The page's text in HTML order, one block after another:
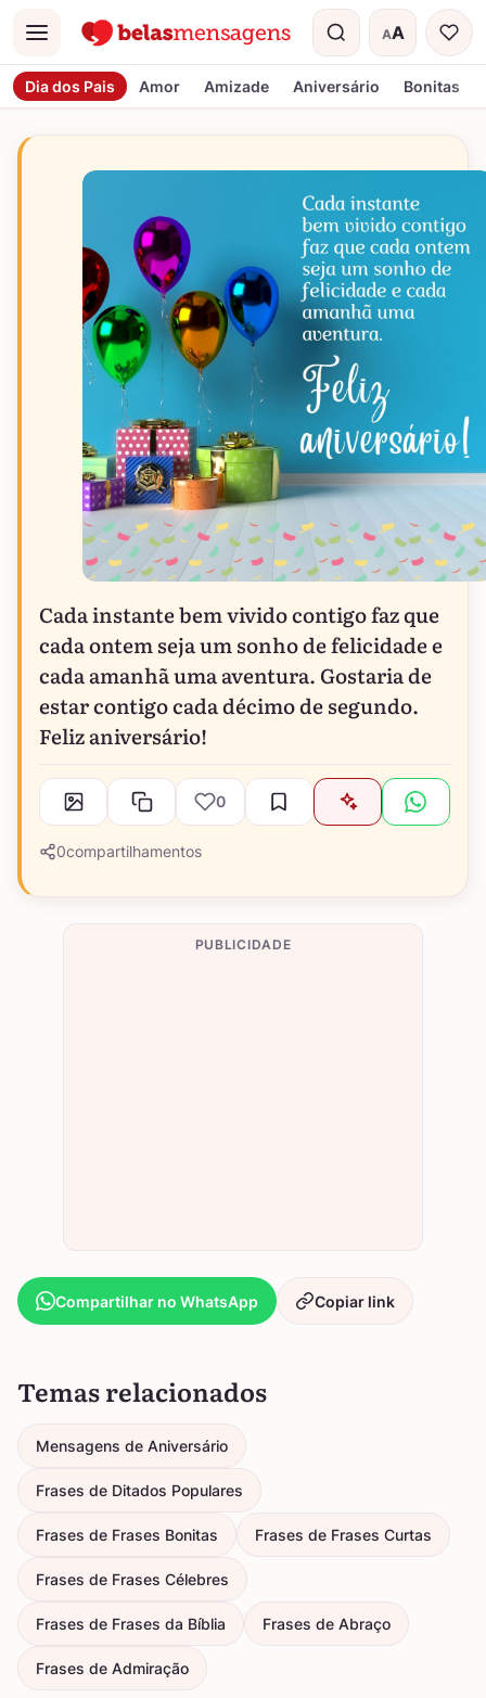
Menu AA
Tamanho do
Dia dos Pais Amor Amizade Aniversário Bonitas
Cada instante bem vivido contigo faz que
cada ontem seja um sonho de felicidade e
cada amanhã uma aventura. Gostaria de
estar contigo cada décimo de segundo.
Feliz aniversário!
0
0compartilhamentos
PUBLICIDADE
Compartilhar no WhatsApp Copiar link
Temas relacionados
Mensagens de Aniversário
Frases de Ditados Populares
Frases de Frases Bonitas Frases de Frases Curtas
Frases de Frases Célebres
Frases de Frases da Bíblia Frases de Abraço
Frases de Admiração